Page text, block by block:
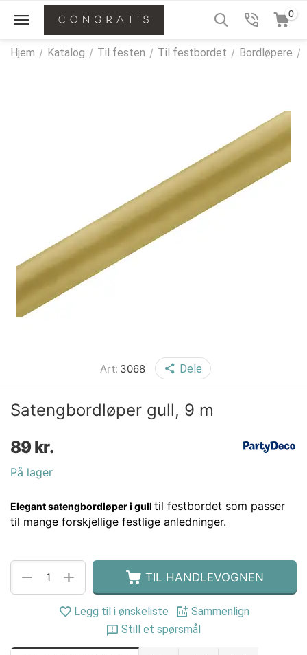
0
Hjem / Katalog / Til festen / Til festbordet / Bordløpere /
Art: 3068 Dele
Satengbordløper gull, 9 m
89 kr.
På lager
Elegant satengbordløper i gull til festbordet som passer
til mange forskjellige festlige anledninger.
+
− TIL HANDLEVOGNEN
Legg til i ønskeliste
Sammenlign
Still et spørsmål